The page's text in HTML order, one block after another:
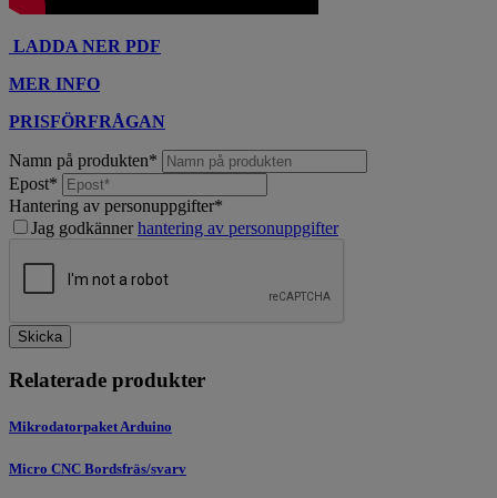
LADDA NER PDF
MER INFO
PRISFÖRFRÅGAN
Namn på produkten*
Epost*
Hantering av personuppgifter*
Jag godkänner hantering av personuppgifter
Skicka
Relaterade produkter
Mikrodatorpaket Arduino
Micro CNC Bordsfräs/svarv